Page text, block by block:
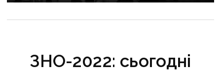
ЗНО-2022: сьогодні